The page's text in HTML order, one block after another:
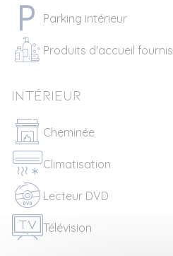
Parking intérieur
Produits d'accueil fournis
Intérieur
Cheminée
Climatisation
Lecteur DVD
Télévision